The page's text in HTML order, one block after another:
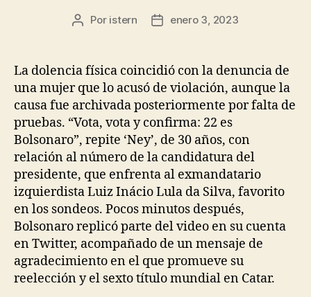
Autor
entrada
Por istern
Fecha
entrada
enero 3, 2023
La dolencia física coincidió con la denuncia de
una mujer que lo acusó de violación, aunque la
causa fue archivada posteriormente por falta de
pruebas. “Vota, vota y confirma: 22 es
Bolsonaro”, repite ‘Ney’, de 30 años, con
relación al número de la candidatura del
presidente, que enfrenta al exmandatario
izquierdista Luiz Inácio Lula da Silva, favorito
en los sondeos. Pocos minutos después,
Bolsonaro replicó parte del video en su cuenta
en Twitter, acompañado de un mensaje de
agradecimiento en el que promueve su
reelección y el sexto título mundial en Catar.